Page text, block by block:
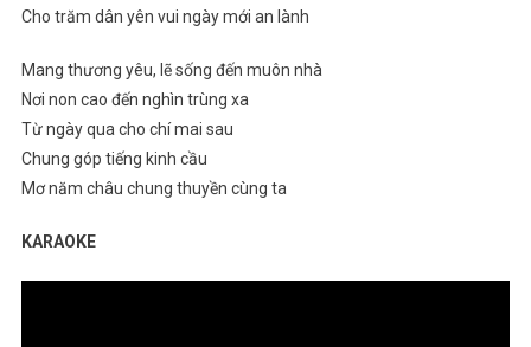
Cho trăm dân yên vui ngày mới an lành
Mang thương yêu, lẽ sống đến muôn nhà
Nơi non cao đến nghìn trùng xa
Từ ngày qua cho chí mai sau
Chung góp tiếng kinh cầu
Mơ năm châu chung thuyền cùng ta
KARAOKE